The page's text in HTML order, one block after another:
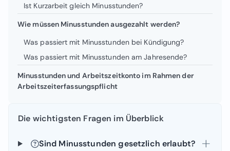
Die wichtigsten Fragen im Überblick
Sind Minusstunden gesetzlich erlaubt?
Ist Kurzarbeit gleich Minusstunden?
Wie müssen Minusstunden ausgezahlt werden?
Was passiert mit Minusstunden bei Kündigung?
Was passiert mit Minusstunden am Jahresende?
Minusstunden und Arbeitszeitkonto im Rahmen der
Arbeitszeiterfassungspflicht